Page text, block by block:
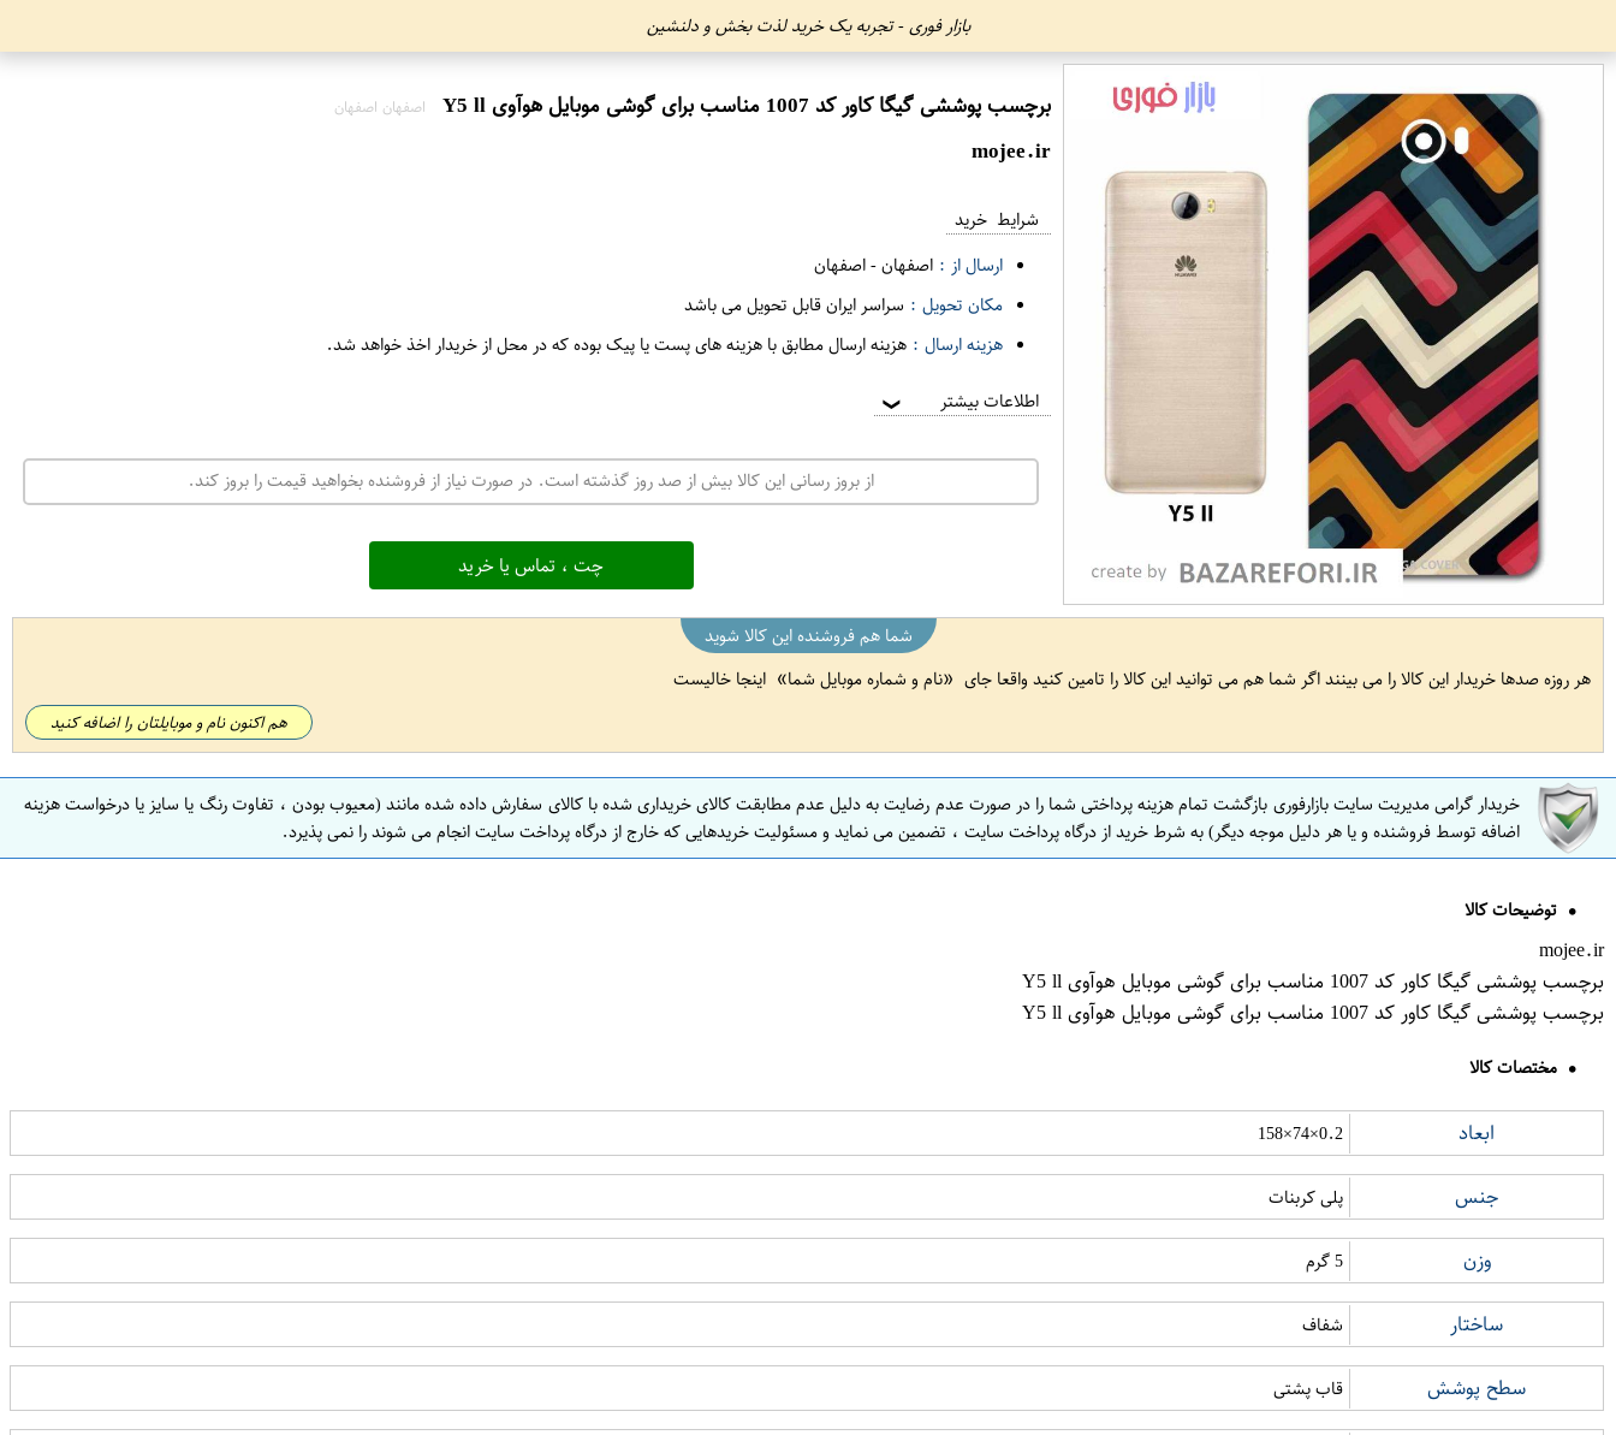
بازار فوری - تجربه یک خرید لذت بخش و دلنشین
برچسب پوششی گیگا کاور کد 1007 مناسب برای گوشی موبایل هوآوی Y5 ll اصفهان اصفهان
mojee.ir
شرایط خرید
ارسال از : اصفهان-اصفهان
مکان تحویل : سراسر ایران قابل تحویل می باشد
هزینه ارسال : هزینه ارسال مطابق با هزینه های پست یا پیک بوده که در محل از خریدار اخذ خواهد شد.
اطلاعات بیشتر ❯
از بروز رسانی این کالا بیش از صد روز گذشته است. در صورت نیاز از فروشنده بخواهید قیمت را بروز کند.
چت ، تماس یا خرید
شما هم فروشنده این کالا شوید
هر روزه صدها خریدار این کالا را می بینند اگر شما هم می توانید این کالا را تامین کنید واقعا جای
نام و شماره موبایل شما اینجا خالیست
هم اکنون نام و موبایلتان را اضافه کنید
خریدار گرامی مدیریت سایت بازارفوری بازگشت تمام هزینه پرداختی شما را در صورت عدم رضایت به دلیل عدم مطابقت کالای خریداری شده با کالای سفارش داده شده مانند (معیوب بودن ، تفاوت رنگ یا سایز یا درخواست هزینه
اضافه توسط فروشنده و یا هر دلیل موجه دیگر) به شرط خرید از درگاه پرداخت سایت ، تضمین می نماید و مسئولیت خریدهایی که خارج از درگاه پرداخت سایت انجام می شوند را نمی پذیرد.
توضیحات کالا
mojee.ir
برچسب پوششی گیگا کاور کد 1007 مناسب برای گوشی موبایل هوآوی Y5 ll
برچسب پوششی گیگا کاور کد 1007 مناسب برای گوشی موبایل هوآوی Y5 ll
مختصات کالا
ابعاد 0.2×74×158
جنس پلی کربنات
وزن 5 گرم
ساختار شفاف
سطح پوشش قاب پشتی